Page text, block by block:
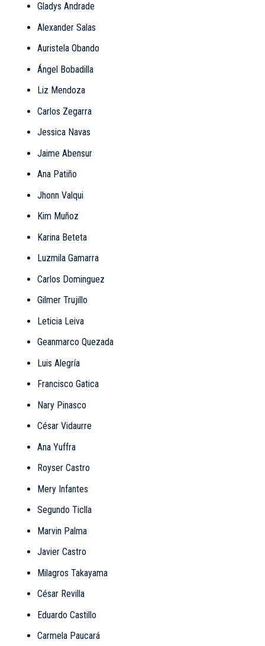
Gladys Andrade
Alexander Salas
Auristela Obando
Ángel Bobadilla
Liz Mendoza
Carlos Zegarra
Jessica Navas
Jaime Abensur
Ana Patiño
Jhonn Valqui
Kim Muñoz
Karina Beteta
Luzmila Gamarra
Carlos Dominguez
Gilmer Trujillo
Leticia Leiva
Geanmarco Quezada
Luis Alegría
Francisco Gatica
Nary Pinasco
César Vidaurre
Ana Yuffra
Royser Castro
Mery Infantes
Segundo Ticlla
Marvin Palma
Javier Castro
Milagros Takayama
César Revilla
Eduardo Castillo
Carmela Paucará